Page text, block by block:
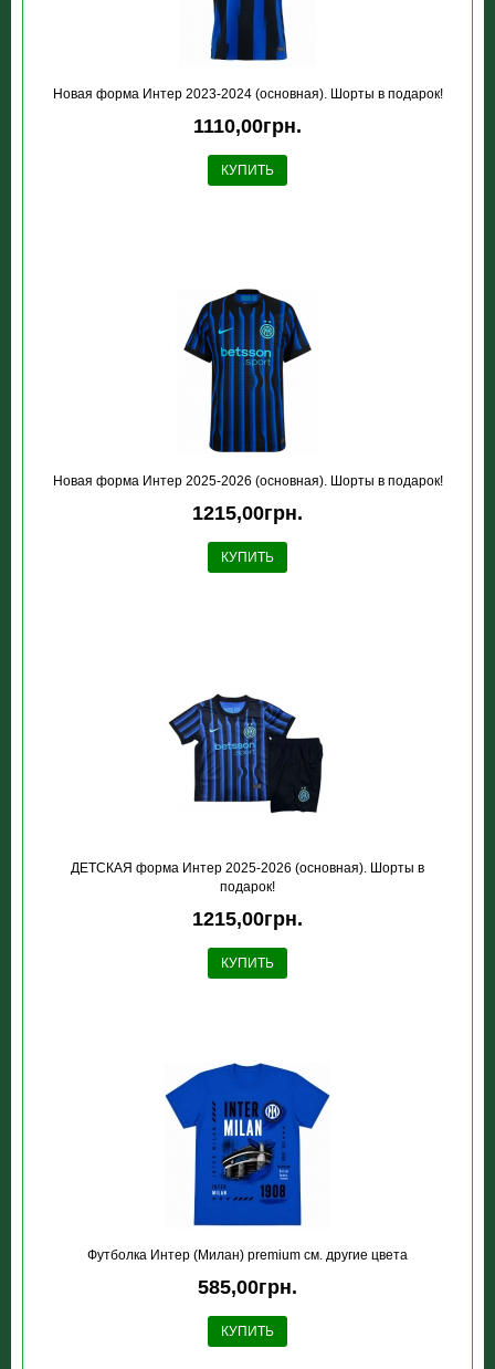
Новая форма Интер 2023-2024 (основная). Шорты в подарок!
1110,00грн.
КУПИТЬ
Новая форма Интер 2025-2026 (основная). Шорты в подарок!
1215,00грн.
КУПИТЬ
ДЕТСКАЯ форма Интер 2025-2026 (основная). Шорты в
подарок!
1215,00грн.
КУПИТЬ
Футболка Интер (Милан) premium см. другие цвета
585,00грн.
КУПИТЬ